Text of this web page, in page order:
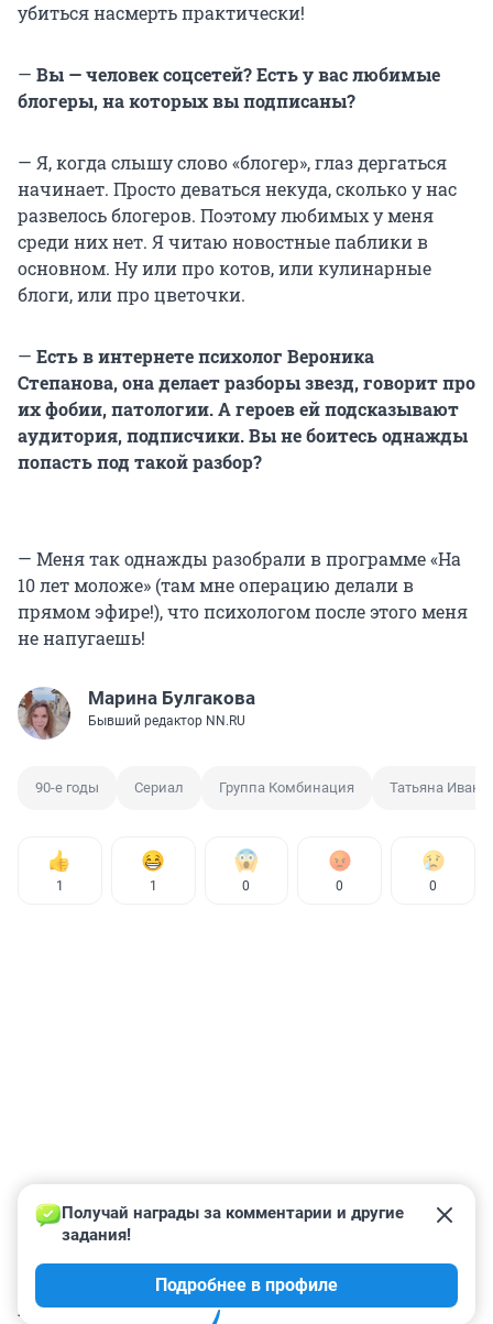
убиться насмерть практически!
— Вы — человек соцсетей? Есть у вас любимые
блогеры, на которых вы подписаны?
— Я, когда слышу слово «блогер», глаз дергаться
начинает. Просто деваться некуда, сколько у нас
развелось блогеров. Поэтому любимых у меня
среди них нет. Я читаю новостные паблики в
основном. Ну или про котов, или кулинарные
блоги, или про цветочки.
— Есть в интернете психолог Вероника
Степанова, она делает разборы звезд, говорит про
их фобии, патологии. А героев ей подсказывают
аудитория, подписчики. Вы не боитесь однажды
попасть под такой разбор?
— Меня так однажды разобрали в программе «На
10 лет моложе» (там мне операцию делали в
прямом эфире!), что психологом после этого меня
не напугаешь!
Марина Булгакова
Бывший редактор NN.RU
90-е годы Сериал Группа Комбинация Татьяна
1 1 0 0 0
КОММЕНТАРИИ 9
Получай награды за комментарии и другие
задания!
Подробнее в профиле